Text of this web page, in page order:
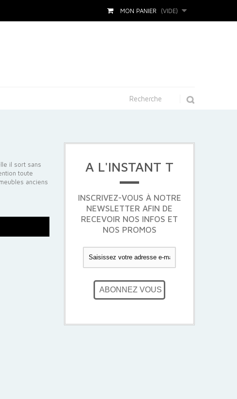
MON PANIER (VIDE)
il sort sans
toute
anciens
A L'INSTANT T
INSCRIVEZ-VOUS À NOTRE
NEWSLETTER AFIN DE
RECEVOIR NOS INFOS ET
NOS PROMOS
ABONNEZ VOUS